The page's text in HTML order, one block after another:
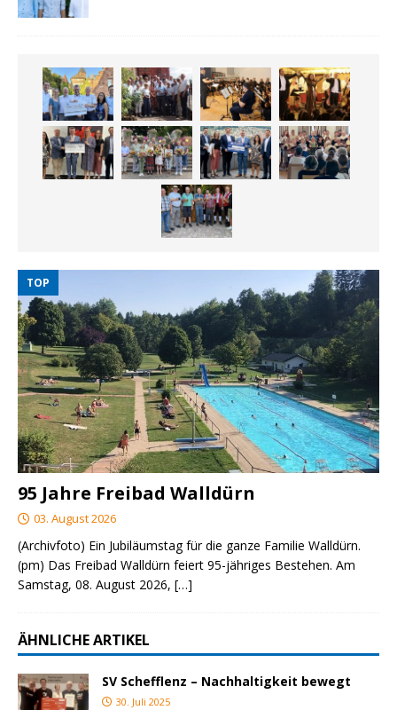
TOP
95 Jahre Freibad Walldürn
03. August 2026
(Archivfoto) Ein Jubiläumstag für die ganze Familie Walldürn.
(pm) Das Freibad Walldürn feiert 95-jähriges Bestehen. Am
Samstag, 08. August 2026, […]
ÄHNLICHE ARTIKEL
SV Schefflenz – Nachhaltigkeit bewegt
30. Juli 2025